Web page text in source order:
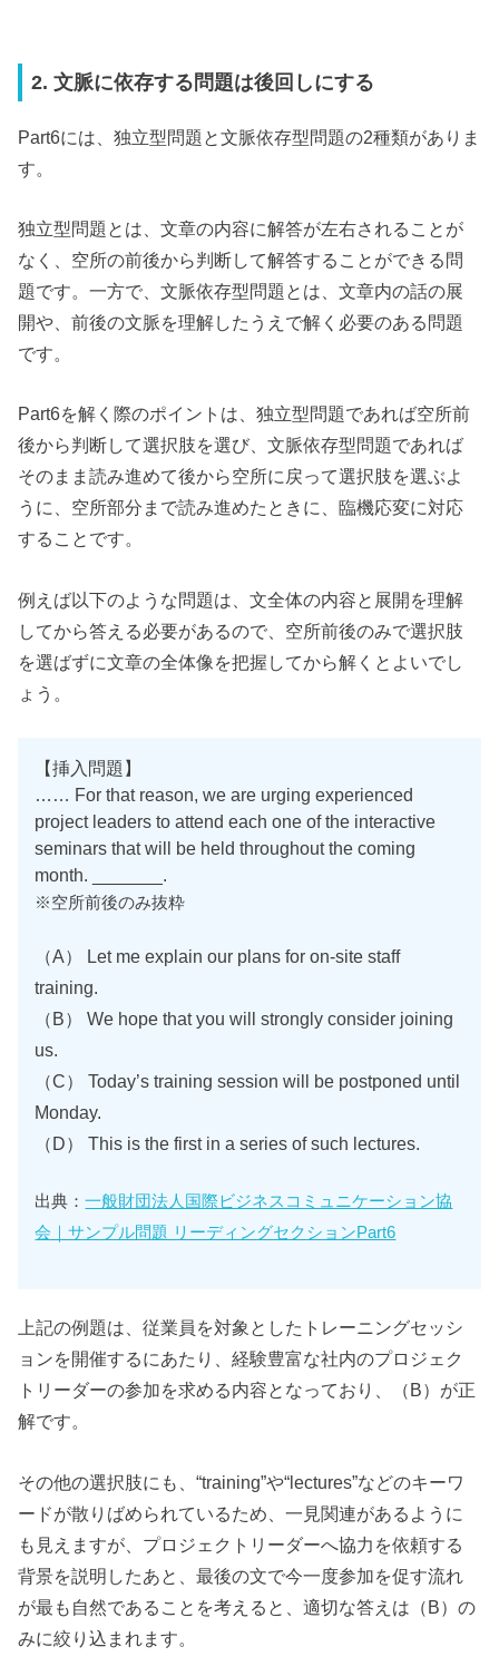
2. 文脈に依存する問題は後回しにする
Part6には、独立型問題と文脈依存型問題の2種類がありま
す。
独立型問題とは、文章の内容に解答が左右されることが
なく、空所の前後から判断して解答することができる問
題です。一方で、文脈依存型問題とは、文章内の話の展
開や、前後の文脈を理解したうえで解く必要のある問題
です。
Part6を解く際のポイントは、独立型問題であれば空所前
後から判断して選択肢を選び、文脈依存型問題であれば
そのまま読み進めて後から空所に戻って選択肢を選ぶよ
うに、空所部分まで読み進めたときに、臨機応変に対応
することです。
例えば以下のような問題は、文全体の内容と展開を理解
してから答える必要があるので、空所前後のみで選択肢
を選ばずに文章の全体像を把握してから解くとよいでし
ょう。
【挿入問題】
…… For that reason, we are urging experienced
project leaders to attend each one of the interactive
seminars that will be held throughout the coming
month. _______.
※空所前後のみ抜粋
（A） Let me explain our plans for on-site staff
training.
（B） We hope that you will strongly consider joining
us.
（C） Today’s training session will be postponed until
Monday.
（D） This is the first in a series of such lectures.
出典：一般財団法人国際ビジネスコミュニケーション協
会｜サンプル問題 リーディングセクションPart6
上記の例題は、従業員を対象としたトレーニングセッシ
ョンを開催するにあたり、経験豊富な社内のプロジェク
トリーダーの参加を求める内容となっており、（B）が正
解です。
その他の選択肢にも、“training”や“lectures”などのキーワ
ードが散りばめられているため、一見関連があるように
も見えますが、プロジェクトリーダーへ協力を依頼する
背景を説明したあと、最後の文で今一度参加を促す流れ
が最も自然であることを考えると、適切な答えは（B）の
みに絞り込まれます。